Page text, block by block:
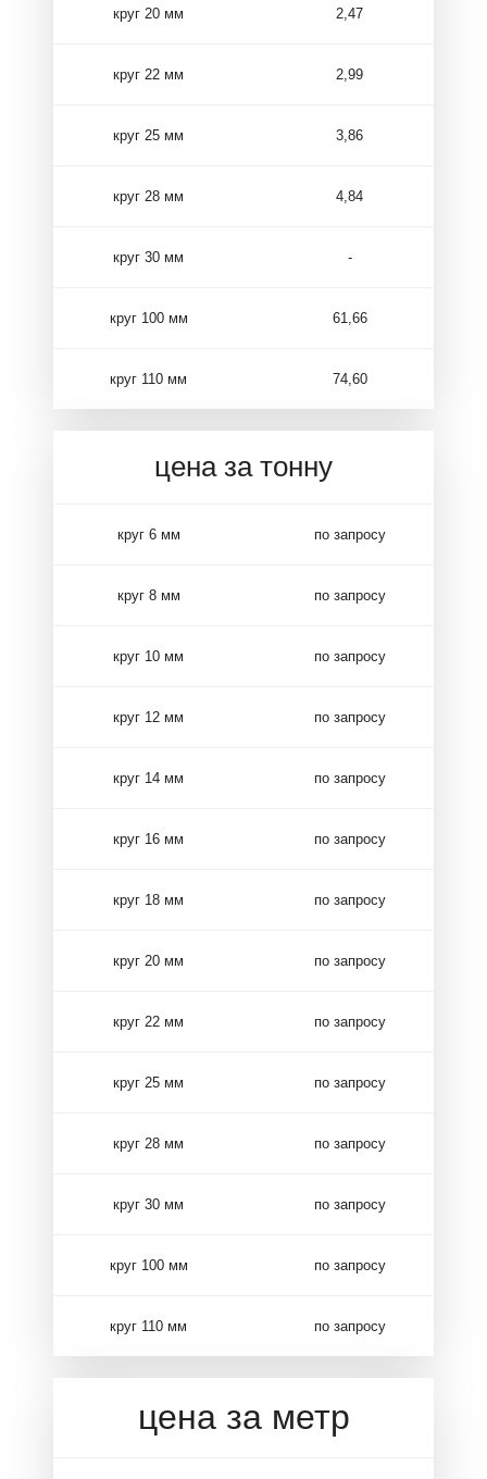
круг 20 мм 2,47
круг 22 мм 2,99
круг 25 мм 3,86
круг 28 мм 4,84
круг 30 мм -
круг 100 мм 61,66
круг 110 мм 74,60
цена за тонну
круг 6 мм по запросу
круг 8 мм по запросу
круг 10 мм по запросу
круг 12 мм по запросу
круг 14 мм по запросу
круг 16 мм по запросу
круг 18 мм по запросу
круг 20 мм по запросу
круг 22 мм по запросу
круг 25 мм по запросу
круг 28 мм по запросу
круг 30 мм по запросу
круг 100 мм по запросу
круг 110 мм по запросу
цена за метр